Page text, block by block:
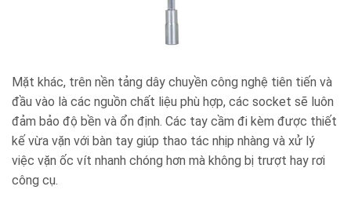
Mặt khác, trên nền tảng dây chuyền công nghệ tiên tiến và
đầu vào là các nguồn chất liệu phù hợp, các socket sẽ luôn
đảm bảo độ bền và ổn định. Các tay cầm đi kèm được thiết
kế vừa vặn với bàn tay giúp thao tác nhịp nhàng và xử lý
việc vặn ốc vít nhanh chóng hơn mà không bị trượt hay rơi
công cụ.